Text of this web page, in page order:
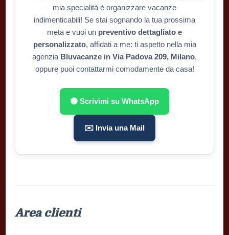
mia specialità è organizzare vacanze
indimenticabili! Se stai sognando la tua prossima
meta e vuoi un preventivo dettagliato e
personalizzato, affidati a me: ti aspetto nella mia
agenzia Bluvacanze in Via Padova 209, Milano,
oppure puoi contattarmi comodamente da casa!
🟢 Scrivimi su WhatsApp
✉️ Invia una Mail
Area clienti